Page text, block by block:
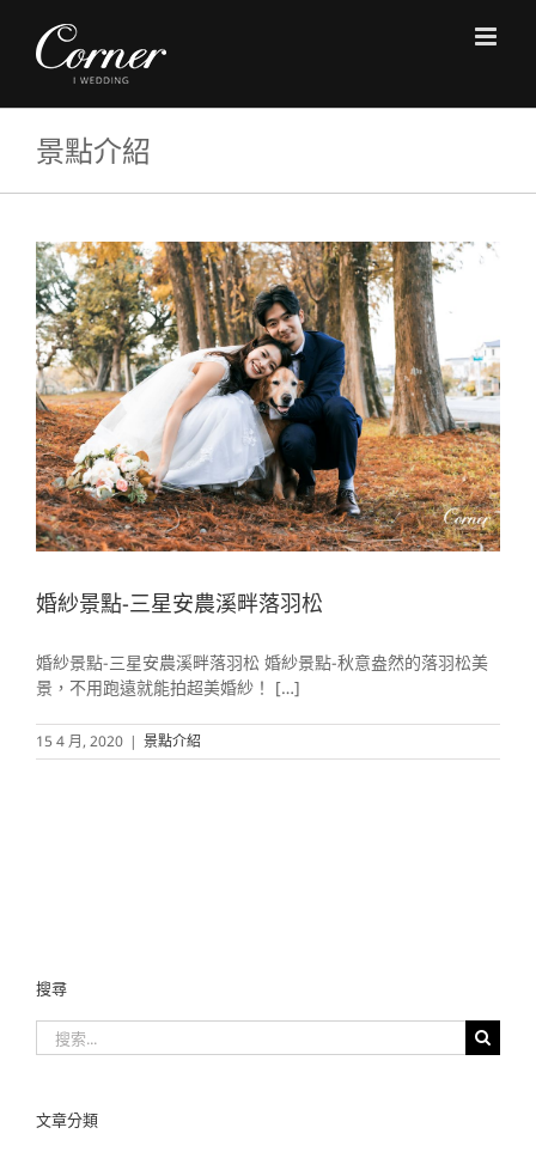
content
景點介紹
婚紗景點-三星安農溪畔落羽松
婚紗景點-三星安農溪畔落羽松 婚紗景點-秋意盎然的落羽松美
景，不用跑遠就能拍超美婚紗！ […]
15 4 月, 2020 | 景點介紹
搜尋
索
果：
文章分類